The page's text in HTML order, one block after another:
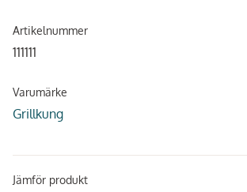
Artikelnummer
111111
Varumärke
Grillkung
Jämför produkt